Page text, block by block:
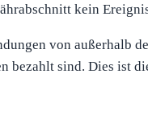
kein
von außerhalb
bezahlt sind. Dies ist